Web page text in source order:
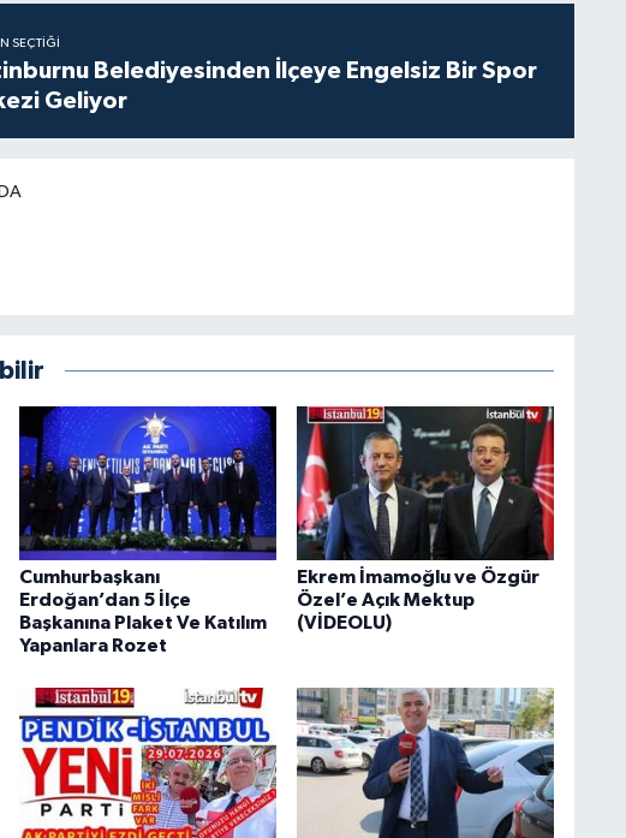
SEÇTIĞI
Belediyesinden İlçeye Engelsiz Bir Spor
Geliyor
Cumhurbaşkanı
Erdoğan’dan 5 İlçe
Başkanına Plaket Ve Katılım
Yapanlara Rozet
Ekrem İmamoğlu ve Özgür
Özel’e Açık Mektup
(VİDEOLU)